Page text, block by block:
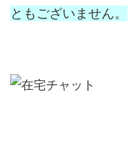
ともございません。